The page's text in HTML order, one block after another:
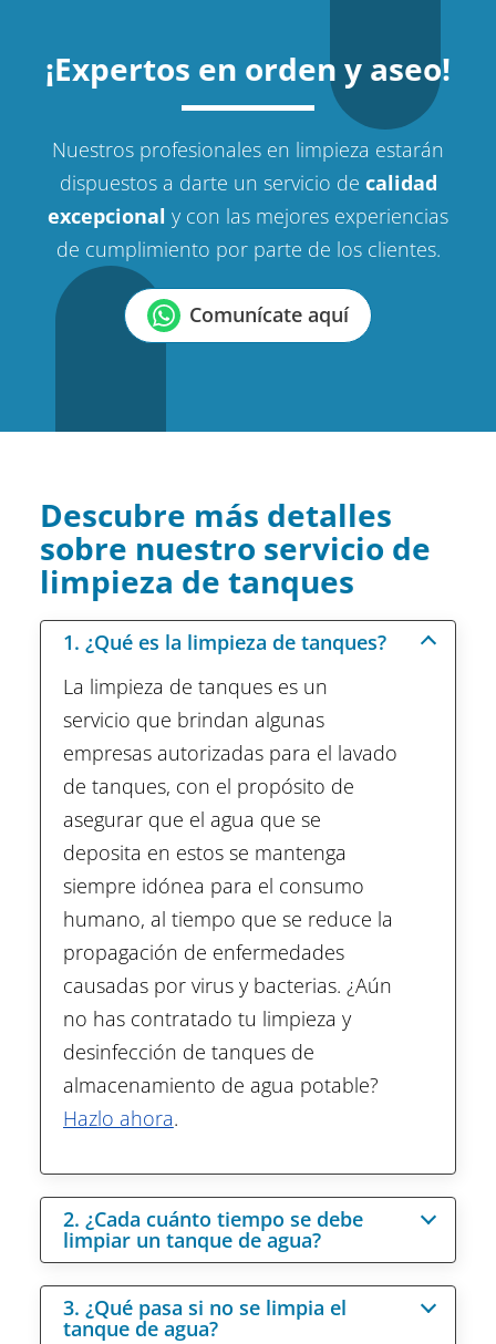
¡Expertos en orden y aseo!
Nuestros profesionales en limpieza estarán
dispuestos a darte un servicio de calidad
excepcional y con las mejores experiencias
de cumplimiento por parte de los clientes.
Comunícate aquí
Descubre más detalles
sobre nuestro servicio de
limpieza de tanques
1. ¿Qué es la limpieza de tanques?
La limpieza de tanques es un
servicio que brindan algunas
empresas autorizadas para el lavado
de tanques, con el propósito de
asegurar que el agua que se
deposita en estos se mantenga
siempre idónea para el consumo
humano, al tiempo que se reduce la
propagación de enfermedades
causadas por virus y bacterias. ¿Aún
no has contratado tu limpieza y
desinfección de tanques de
almacenamiento de agua potable?
Hazlo ahora.
2. ¿Cada cuánto tiempo se debe
limpiar un tanque de agua?
3. ¿Qué pasa si no se limpia el
tanque de agua?